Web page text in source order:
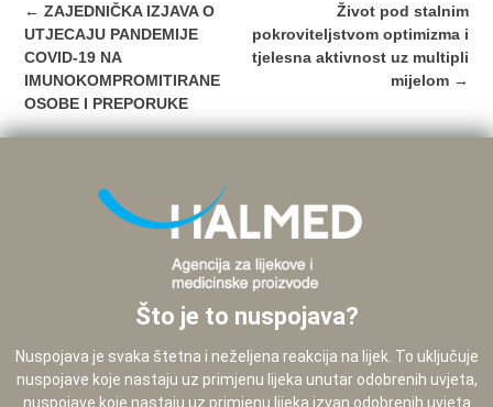
Post
navigation
← ZAJEDNIČKA IZJAVA O
UTJECAJU PANDEMIJE
COVID-19 NA
IMUNOKOMPROMITIRANE
OSOBE I PREPORUKE
Život pod stalnim
pokroviteljstvom optimizma i
tjelesna aktivnost uz multipli
mijelom →
Što je to nuspojava?
Nuspojava je svaka štetna i neželjena reakcija na lijek. To uključuje
nuspojave koje nastaju uz primjenu lijeka unutar odobrenih uvjeta,
nuspojave koje nastaju uz primjenu lijeka izvan odobrenih uvjeta